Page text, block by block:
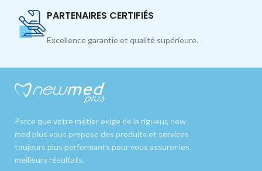
PARTENAIRES CERTIFIÉS
Excellence garantie et qualité supérieure.
Parce que votre métier exige de la rigueur, new
med plus vous propose des produits et services
toujours plus performants pour vous assurer les
meilleurs résultats.